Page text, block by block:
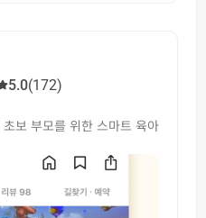
5.0(172)
보 부모를 위한 스마트 육아